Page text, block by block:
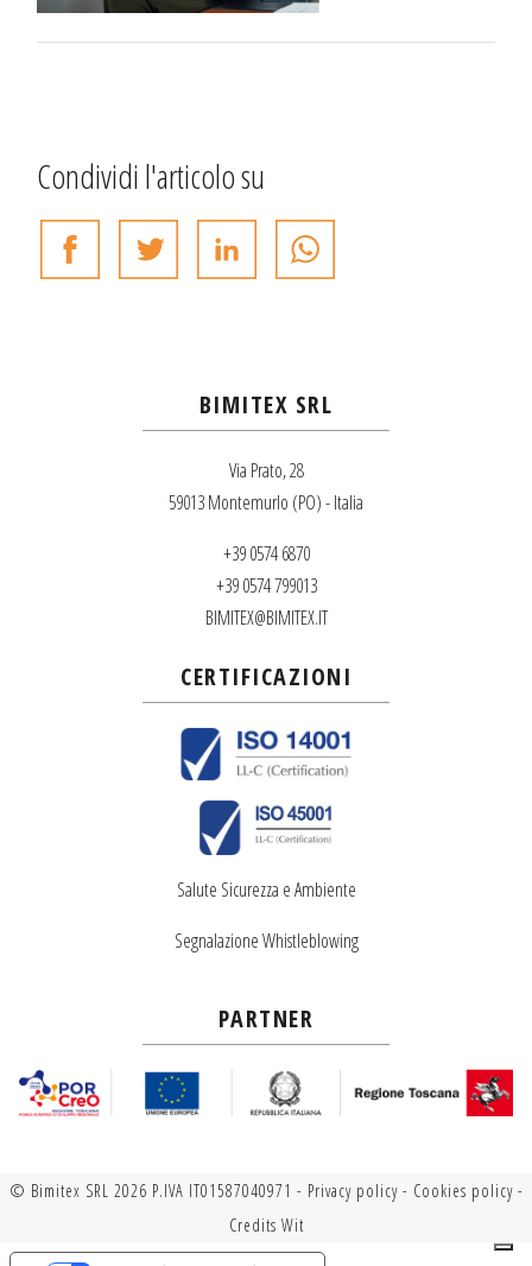
Condividi l'articolo su
BIMITEX SRL
Via Prato, 28
59013 Montemurlo (PO) - Italia
+39 0574 6870
+39 0574 799013
BIMITEX@BIMITEX.IT
CERTIFICAZIONI
Salute Sicurezza e Ambiente
Segnalazione Whistleblowing
PARTNER
© Bimitex SRL 2026 P.IVA IT01587040971 - Privacy policy- Cookies policy-
Credits Wit